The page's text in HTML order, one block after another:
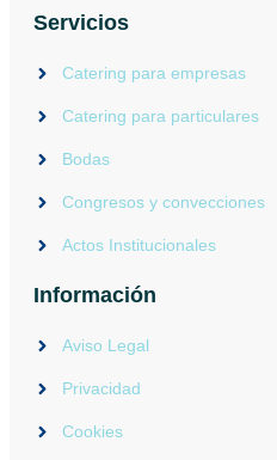
Servicios
Catering para empresas
Catering para particulares
Bodas
Congresos y convecciones
Actos Institucionales
Información
Aviso Legal
Privacidad
Cookies